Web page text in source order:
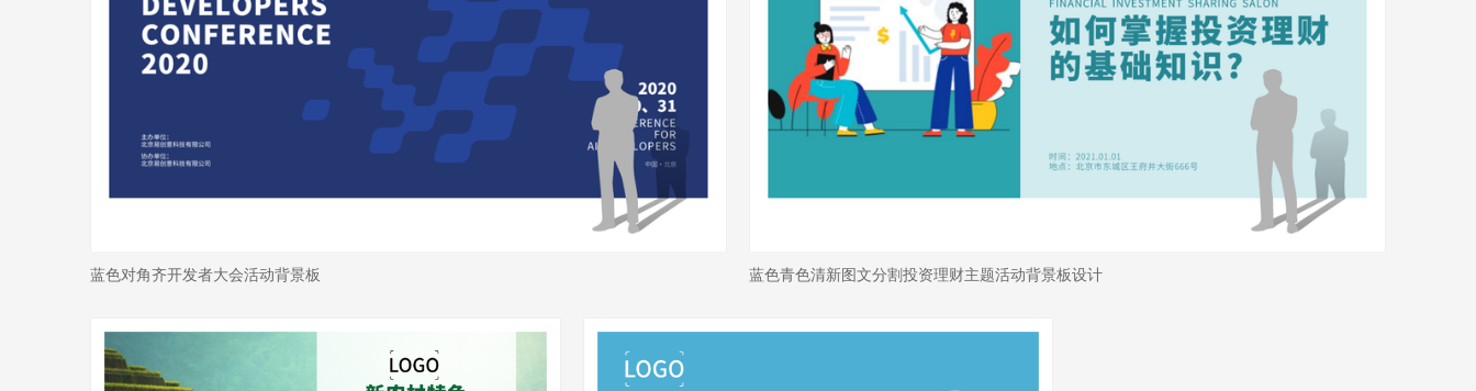
蓝色对角齐开发者大会活动背景板 蓝色青色清新图文分割投资理财主题活动背景板设计